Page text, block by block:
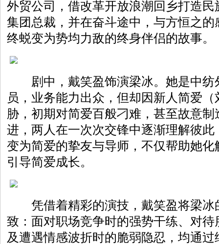
外贸公司，借改革开放浪潮回乡打造
集团总裁，并在奋斗途中，与方恒之
终蜕变为势均力敌的终身伴侣的故事。
剧中，戴笑盈饰演梁冰。她是中纺
员，业务能力出众，但却因新人简爱
胁，初期对简爱百般刁难，甚至故意
进，两人在一次次交锋中逐渐理解彼此
变为简爱的挚友与导师，不仅帮助她
引导简爱成长。
凭借着精彩的演技，戴笑盈将梁冰
致：面对职场竞争时的强势干练、对
及遭遇情感波折时的脆弱隐忍，均通